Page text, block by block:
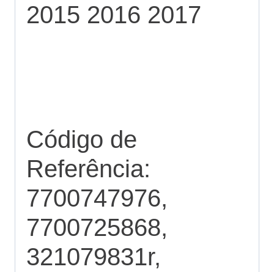
2015 2016 2017
Código de
Referência:
7700747976,
7700725868,
321079831r,